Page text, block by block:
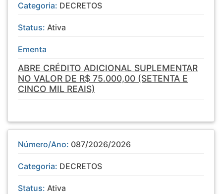
Categoria: DECRETOS
Status: Ativa
Ementa
ABRE CRÉDITO ADICIONAL SUPLEMENTAR
NO VALOR DE R$ 75.000,00 (SETENTA E
CINCO MIL REAIS)
Número/Ano: 087/2026/2026
Categoria: DECRETOS
Status: Ativa